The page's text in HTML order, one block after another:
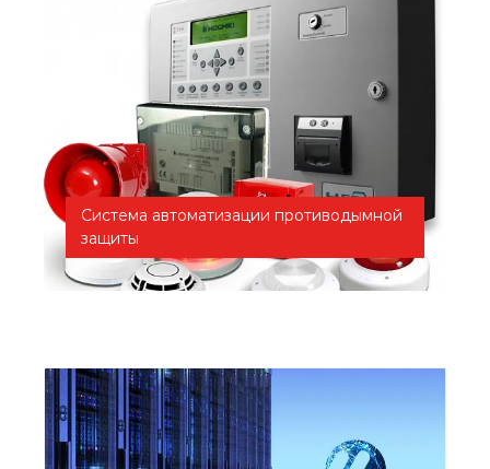
Система автоматизации противодымной
защиты